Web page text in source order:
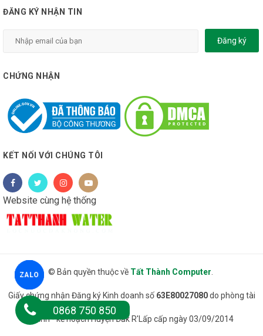
ZALO
ĐĂNG KÝ NHẬN TIN
Đăng ký
CHỨNG NHẬN
KẾT NỐI VỚI CHÚNG TÔI
Website cùng hệ thống
© Bản quyền thuộc về Tất Thành Computer
0868 750 850
Giấy chứng nhận Đăng ký Kinh doanh số 63E80027080do phòng tài
chính - kế hoạch Huyện Đăk R'Lấp cấp ngày 03/09/2014